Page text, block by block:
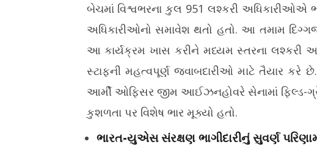
બેચમાં વિશ્વભરના કુલ 951 લશ્કરી અધિકારીઓએ
અધિકારીઓનો સમાવેશ થતો હતો. આ તમામ
આ કાર્યક્રમ ખાસ કરીને મધ્યમ સ્તરના લશ્કરી
સ્ટાફની મહત્વપૂર્ણ જવાબદારીઓ માટે તૈયાર કરે
આર્મી ઓફિસર જીમ આઈઝનહોવરે સેનામાં ફિલ્ડ-
કુશળતા પર વિશેષ ભાર મૂક્યો હતો.
ભારત-યુએસ સંરક્ષણ ભાગીદારીનું સુવર્ણ